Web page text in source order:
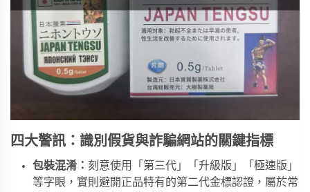
四大警訊：識別假貨與詐騙網站的關鍵指標
包裝混淆： 刻意使用「第三代」「升級版」「極速版」
等字眼，實則避開正品特有的第二代金標認證，屬於常